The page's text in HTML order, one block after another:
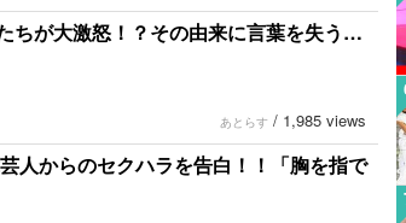
ちが大激怒！？その由来に言葉を失う…
あとらす / 1,985 views
人からのセクハラを告白！！「胸を指で